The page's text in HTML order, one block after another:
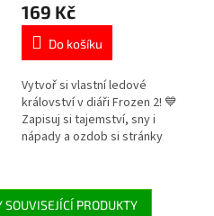
produktu
5,0
5
hvězdiček.
169 Kč
Do košíku
Vytvoř si vlastní ledové
království v diáři Frozen 2! 💙
Zapisuj si tajemství, sny i
nápady a ozdob si stránky
princezna Elsa! ✨ Více produktů
s motivem 👉 FROZEN
PRODUKTY